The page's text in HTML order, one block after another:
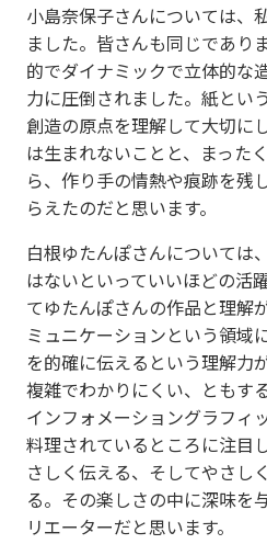
小島奈保子さんについては、
ました。皆さんも同じであり
的でダイナミックで立体的な
力に圧倒されました。紙とい
創造の原点を理解して大切に
は生まれないことと、まった
ら、作り手の情熱や痕跡を残
らえたのだと思います。
白根ゆたんぽさんについては
はないといっていいほどの活
てゆたんぽさんの作品と理解
ミュニケーションという領域
を的確に伝えるという理解力
複雑でわかりにくい、ともす
インフォメーショングラフィ
料理されているところに注目
さしく伝える、そしてやさし
る。その楽しさの中に深味を
リエーターだと思います。